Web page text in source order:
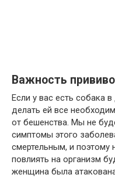
Важность
Если у вас есть собака
делать ей все
от бешенства. Мы не
симптомы этого
смертельным, и поэтому
повлиять на организм
женщина была